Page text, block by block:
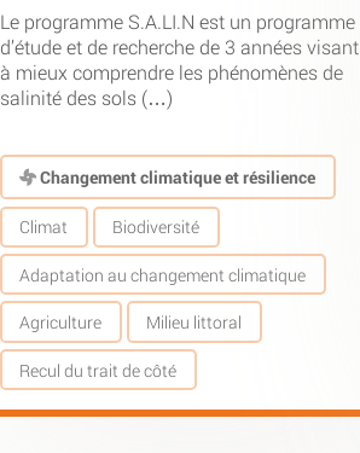
Le programme S.A.LI.N est un programme
d’étude et de recherche de 3 années visant
à mieux comprendre les phénomènes de
salinité des sols (…)
Changement climatique et résilience
Climat Biodiversité
Adaptation au changement climatique
Agriculture Milieu littoral
Recul du trait de côté